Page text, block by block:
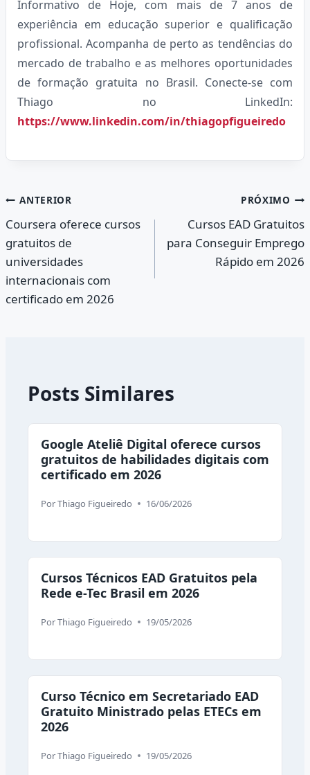
Informativo de Hoje, com mais de 7 anos de
experiência em educação superior e qualificação
profissional. Acompanha de perto as tendências do
mercado de trabalho e as melhores oportunidades
de formação gratuita no Brasil. Conecte-se com
Thiago no LinkedIn:
https://www.linkedin.com/in/thiagopfigueiredo
Navegação
de
Post
ANTERIOR
Coursera oferece cursos
gratuitos de
universidades
internacionais com
certificado em 2026
PRÓXIMO
Cursos EAD Gratuitos
para Conseguir Emprego
Rápido em 2026
Posts Similares
Google Ateliê Digital oferece cursos
gratuitos de habilidades digitais com
certificado em 2026
PorThiago Figueiredo 16/06/2026
Cursos Técnicos EAD Gratuitos pela
Rede e-Tec Brasil em 2026
PorThiago Figueiredo 19/05/2026
Curso Técnico em Secretariado EAD
Gratuito Ministrado pelas ETECs em
2026
PorThiago Figueiredo 19/05/2026